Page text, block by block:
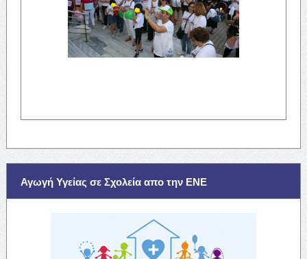
Αγωγή Υγείας σε Σχολεία απο την ΕΝΕ